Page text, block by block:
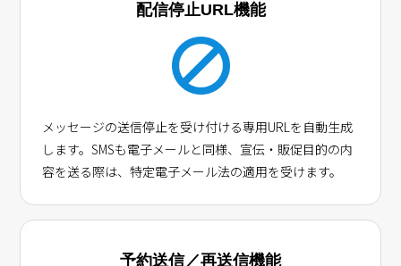
配信停止URL機能
メッセージの送信停止を受け付ける専用URLを自動生成
します。SMSも電子メールと同様、宣伝・販促目的の内
容を送る際は、特定電子メール法の適用を受けます。
予約送信／再送信機能